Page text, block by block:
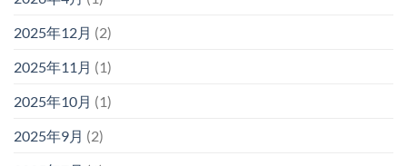
2025年12月 (2)
2025年11月 (1)
2025年10月 (1)
2025年9月 (2)